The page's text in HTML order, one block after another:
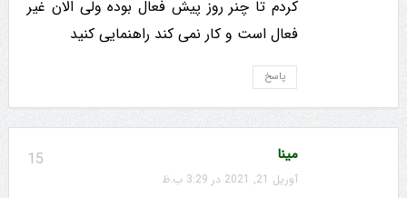
کردم تا چنر روز پیش فعال بوده ولی الان غیر
فعال است و کار نمی کند راهنمایی کنید
پاسخ
15 مینا
آوریل 21, 2021 در 3:29 ب.ظ